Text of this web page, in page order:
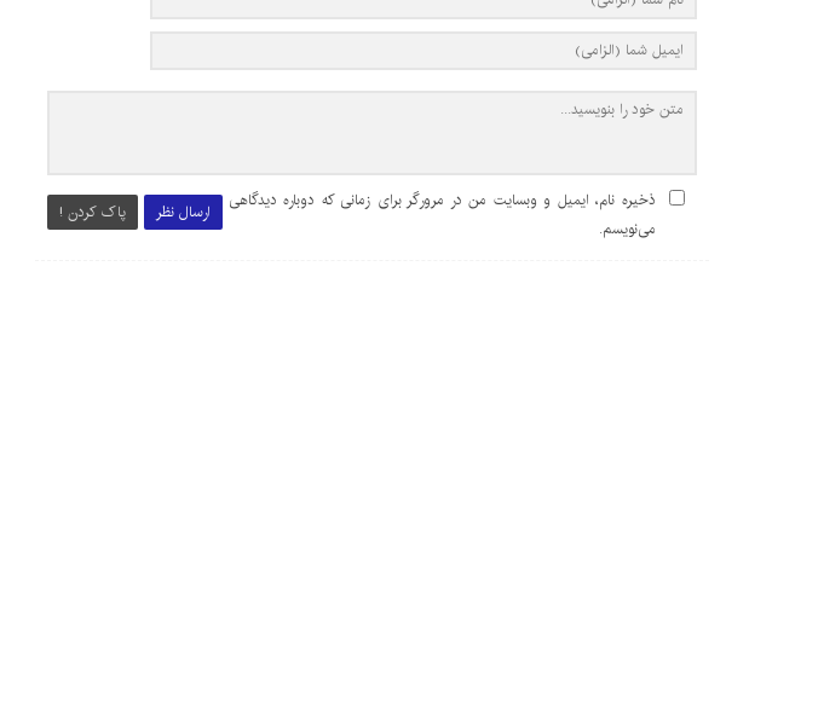
ارسال نظر پاک کردن !
ذخیره نام، ایمیل و وبسایت من در مرورگر برای زمانی که دوباره دیدگاهی
می‌نویسم.